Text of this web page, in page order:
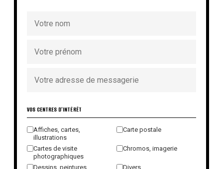
VOS CENTRES D'INTÉRÊT
Affiches, cartes,
illustrations
Carte postale
Cartes de visite
photographiques
Chromos, imagerie
Dessins, peintures, Divers